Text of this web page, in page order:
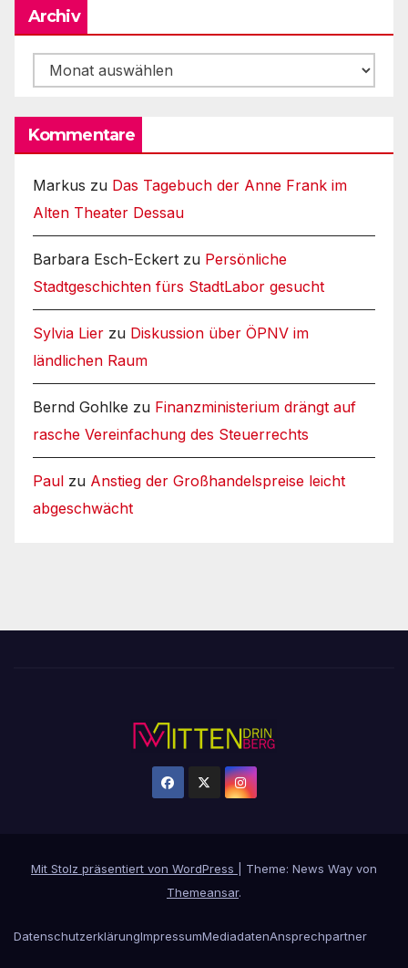
Archiv
Archiv
Kommentare
Markus zu Das Tagebuch der Anne Frank im
Alten Theater Dessau
Barbara Esch-Eckert zu Persönliche
Stadtgeschichten fürs StadtLabor gesucht
Sylvia Lier zu Diskussion über ÖPNV im
ländlichen Raum
Bernd Gohlke zu Finanzministerium drängt auf
rasche Vereinfachung des Steuerrechts
Paul zu Anstieg der Großhandelspreise leicht
abgeschwächt
Mit Stolz präsentiert von WordPress
Theme: News Way von
Themeansar.
DatenschutzerklärungImpressumMediadatenAnsprechpartner